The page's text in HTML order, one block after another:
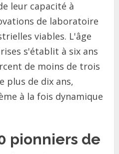
leur capacité à
de laboratoire
viables. L'âge
s'établit à six ans
de moins de trois
plus de dix ans,
à la fois dynamique
pionniers de